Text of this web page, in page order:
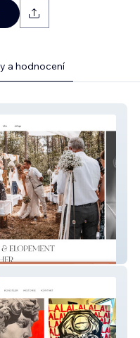
a hodnocení